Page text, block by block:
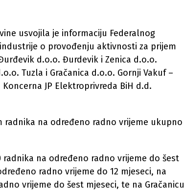
usvojila je informaciju Federalnog
o provođenju aktivnosti za prijem
d.o.o. Đurdevik i Zenica d.o.o.
Tuzla i Gračanica d.o.o. Gornji Vakuf –
JP Elektroprivreda BiH d.d.
radnika na određeno radno vrijeme ukupno
na određeno radno vrijeme do šest
radno vrijeme do 12 mjeseci, na
vrijeme do šest mjeseci, te na Gračanicu